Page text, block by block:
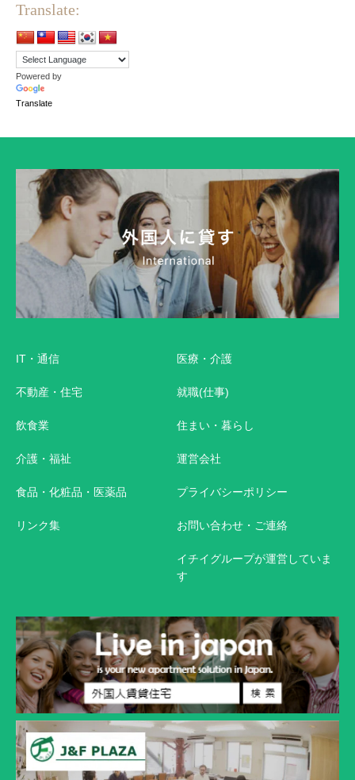
Translate:
Powered by
Translate
IT・通信
不動産・住宅
飲食業
介護・福祉
食品・化粧品・医薬品
リンク集
医療・介護
就職(仕事)
住まい・暮らし
運営会社
プライバシーポリシー
お問い合わせ・ご連絡
イチイグループが運営していま
す